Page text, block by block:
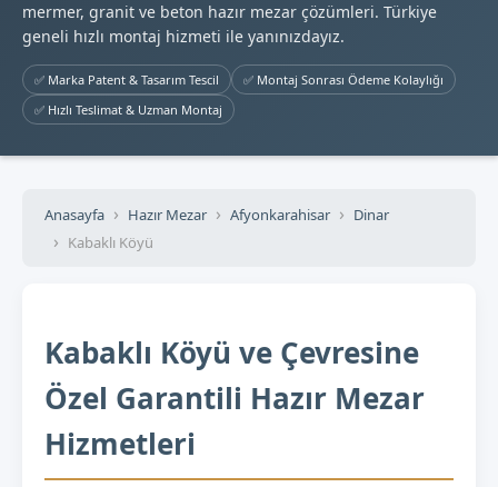
mermer, granit ve beton hazır mezar çözümleri. Türkiye
geneli hızlı montaj hizmeti ile yanınızdayız.
✅ Marka Patent & Tasarım Tescil
✅ Montaj Sonrası Ödeme Kolaylığı
✅ Hızlı Teslimat & Uzman Montaj
Anasayfa Hazır Mezar Afyonkarahisar
Dinar
Kabaklı Köyü
Kabaklı Köyü ve Çevresine
Özel Garantili Hazır Mezar
Hizmetleri